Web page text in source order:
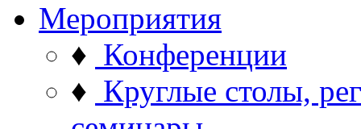
Мероприятия
♦ Конференции
♦ Круглые столы,